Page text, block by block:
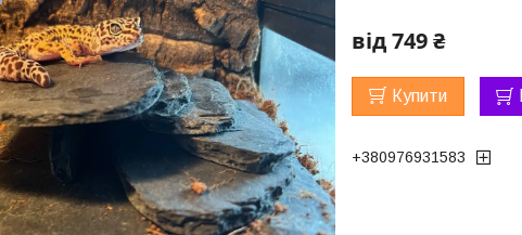
від749 ₴
Купити
+380976931583